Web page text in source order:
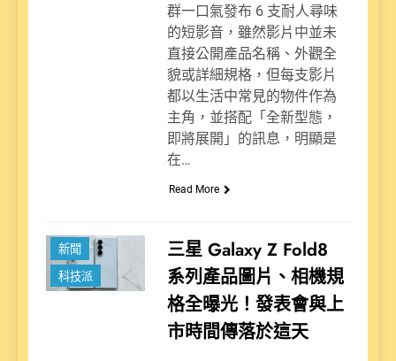
群一口氣發布 6 支耐人尋味
的短影音，雖然影片中並未
直接公開產品名稱、外觀全
貌或詳細規格，但每支影片
都以生活中常見的物件作為
主角，並搭配「全新型態，
即將展開」的訊息，明顯是
在…
Read More
新聞
科技派
三星 Galaxy Z Fold8
系列產品圖片、相機規
格全曝光！發表會與上
市時間傳落於這天